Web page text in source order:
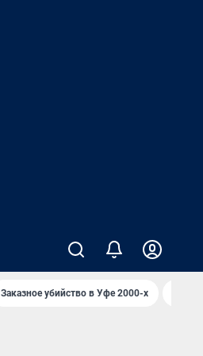
Заказное убийство в Уфе 2000-х